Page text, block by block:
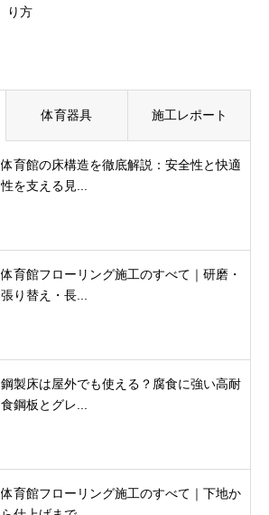
り方
体育器具 施工レポート
体育館の床構造を徹底解説：安全性と快適
性を支える見...
体育館フローリング施工のすべて｜研磨・
張り替え・長...
鋼製床は屋外でも使える？腐食に強い高耐
食鋼板とグレ...
体育館フローリング施工のすべて｜下地か